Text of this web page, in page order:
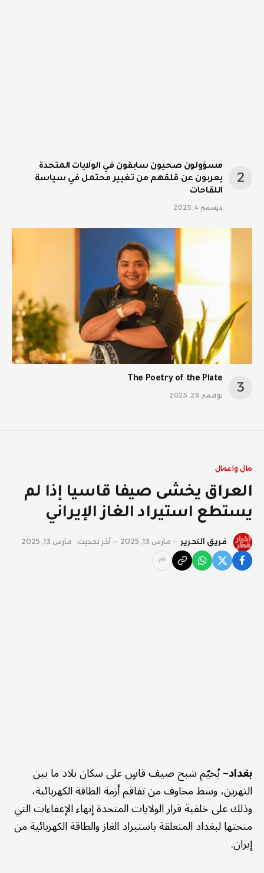
مسؤولون صحيون سابقون في الولايات المتحدة
يعربون عن قلقهم من تغيير محتمل في سياسة
اللقاحات
ديسمبر 4, 2025
The Poetry of the Plate
نوفمبر 28, 2025
مال واعمال
العراق يخشى صيفا قاسيا إذا لم
يستطع استيراد الغاز الإيراني
فريق التحرير مارس 13, 2025 آخر تحديث: مارس 13, 2025
بغداد– يُخيّم شبح صيف قاسٍ على سكان بلاد ما بين
النهرين، وسط مخاوف من تفاقم أزمة الطاقة الكهربائية،
وذلك على خلفية قرار الولايات المتحدة إنهاء الإعفاءات التي
منحتها لبغداد المتعلقة باستيراد الغاز والطاقة الكهربائية من
إيران.